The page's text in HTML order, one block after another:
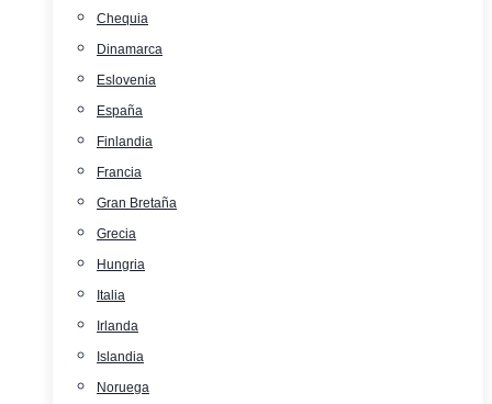
Chequia
Dinamarca
Eslovenia
España
Finlandia
Francia
Gran Bretaña
Grecia
Hungria
Italia
Irlanda
Islandia
Noruega